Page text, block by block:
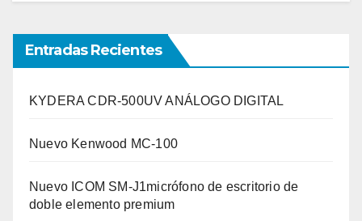
Entradas Recientes
KYDERA CDR-500UV ANÁLOGO DIGITAL
Nuevo Kenwood MC-100
Nuevo ICOM SM-J1micrófono de escritorio de
doble elemento premium